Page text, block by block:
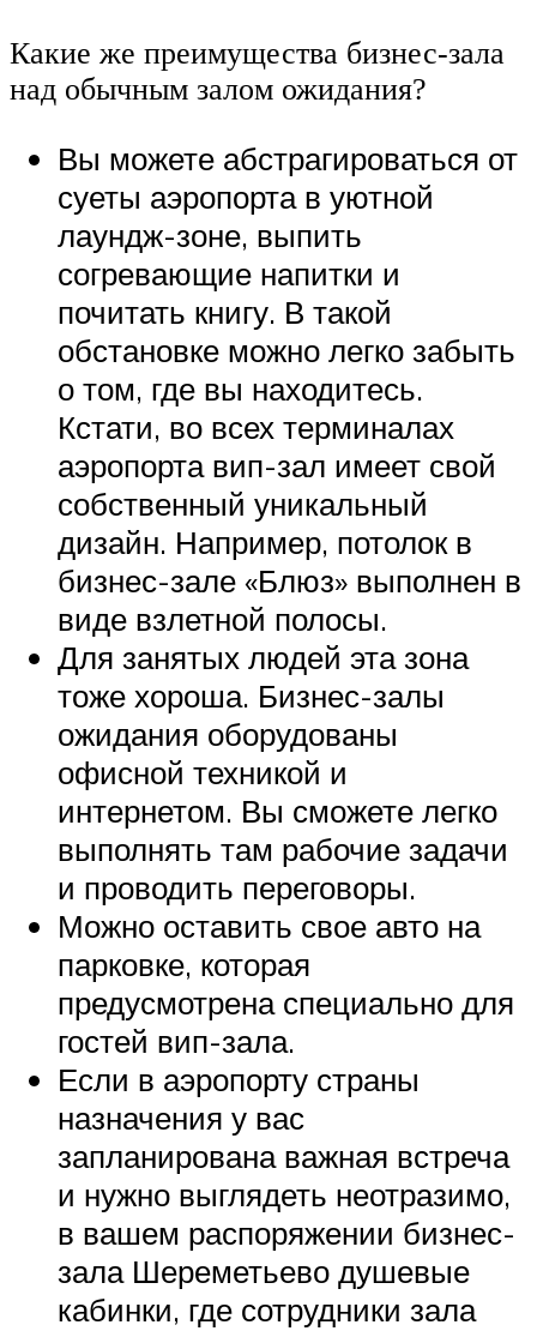
Какие же преимущества бизнес-зала
над обычным залом ожидания?
Вы можете абстрагироваться от
суеты аэропорта в уютной
лаундж-зоне, выпить
согревающие напитки и
почитать книгу. В такой
обстановке можно легко забыть
о том, где вы находитесь.
Кстати, во всех терминалах
аэропорта вип-зал имеет свой
собственный уникальный
дизайн. Например, потолок в
бизнес-зале «Блюз» выполнен в
виде взлетной полосы.
Для занятых людей эта зона
тоже хороша. Бизнес-залы
ожидания оборудованы
офисной техникой и
интернетом. Вы сможете легко
выполнять там рабочие задачи
и проводить переговоры.
Можно оставить свое авто на
парковке, которая
предусмотрена специально для
гостей вип-зала.
Если в аэропорту страны
назначения у вас
запланирована важная встреча
и нужно выглядеть неотразимо,
в вашем распоряжении бизнес-
зала Шереметьево душевые
кабинки, где сотрудники зала